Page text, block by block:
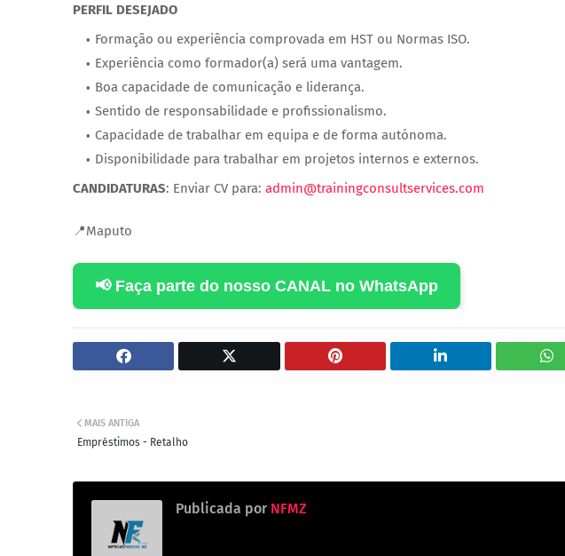
PERFIL DESEJADO
Formação ou experiência comprovada em HST ou Normas ISO.
Experiência como formador(a) será uma vantagem.
Boa capacidade de comunicação e liderança.
Sentido de responsabilidade e profissionalismo.
Capacidade de trabalhar em equipa e de forma autónoma.
Disponibilidade para trabalhar em projetos internos e externos.
CANDIDATURAS: Enviar CV para: admin@trainingconsultservices.com
📍Maputo
📢 Faça parte do nosso CANAL no WhatsApp
MAIS ANTIGA
Empréstimos - Retalho
Publicada por NFMZ